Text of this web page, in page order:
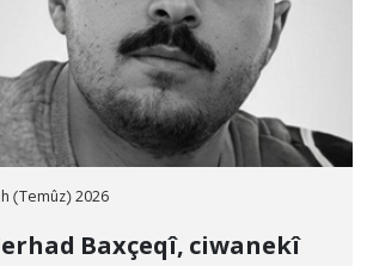
(Temûz) 2026
Baxçeqî, ciwanekî